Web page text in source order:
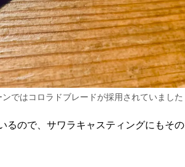
ではコロラドブレードが採用されていました
るので、サワラキャスティングにもその